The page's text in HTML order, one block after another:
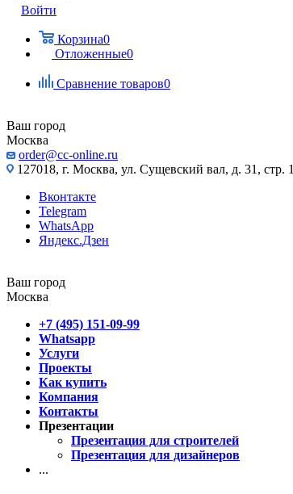
Войти
Корзина0
Отложенные0
Сравнение товаров0
Ваш город
Москва
order@cc-online.ru
127018, г. Москва, ул. Сущевский вал, д. 31, стр. 1
Вконтакте
Telegram
WhatsApp
Яндекс.Дзен
Ваш город
Москва
+7 (495) 151-09-99
Whatsapp
Услуги
Проекты
Как купить
Компания
Контакты
Презентации
Презентация для строителей
Презентация для дизайнеров
...